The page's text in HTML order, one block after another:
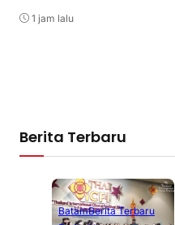
1 jam lalu
Berita Terbaru
BatamBerita Terbaru